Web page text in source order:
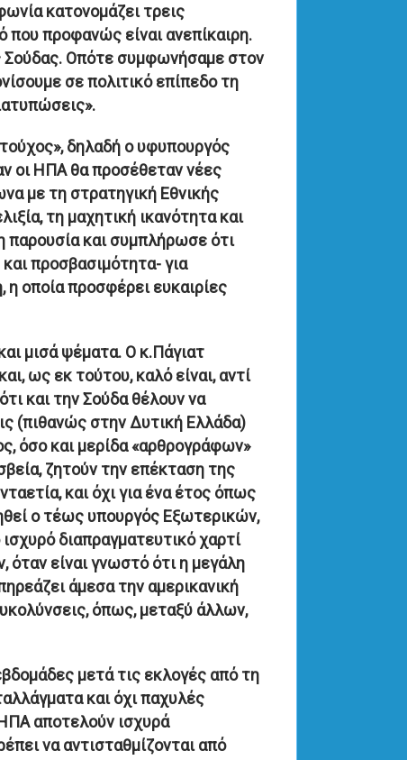
κατονομάζει τρεις
που προφανώς είναι ανεπίκαιρη.
Σούδας. Οπότε συμφωνήσαμε στον
σε πολιτικό επίπεδο τη
δηλαδή ο υφυπουργός
οι ΗΠΑ θα προσέθεταν νέες
με τη στρατηγική Εθνικής
τη μαχητική ικανότητα και
παρουσία και συμπλήρωσε ότι
προσβασιμότητα- για
οποία προσφέρει ευκαιρίες
μισά ψέματα. Ο κ.Πάγιατ
ως εκ τούτου, καλό είναι, αντί
και την Σούδα θέλουν να
(πιθανώς στην Δυτική Ελλάδα)
όσο και μερίδα «αρθρογράφων»
ζητούν την επέκταση της
και όχι για ένα έτος όπως
ο τέως υπουργός Εξωτερικών,
διαπραγματευτικό χαρτί
είναι γνωστό ότι η μεγάλη
άμεσα την αμερικανική
όπως, μεταξύ άλλων,
μετά τις εκλογές από τη
και όχι παχυλές
αποτελούν ισχυρά
να αντισταθμίζονται από